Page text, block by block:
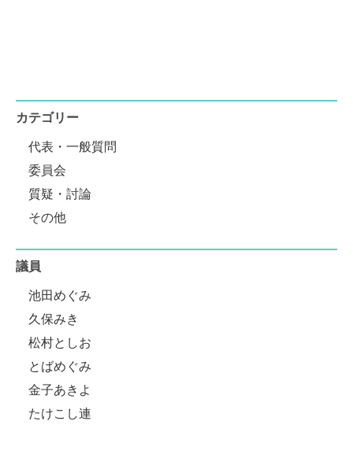
カテゴリー
代表・一般質問
委員会
質疑・討論
その他
議員
池田めぐみ
久保みき
松村としお
とばめぐみ
金子あきよ
たけこし連